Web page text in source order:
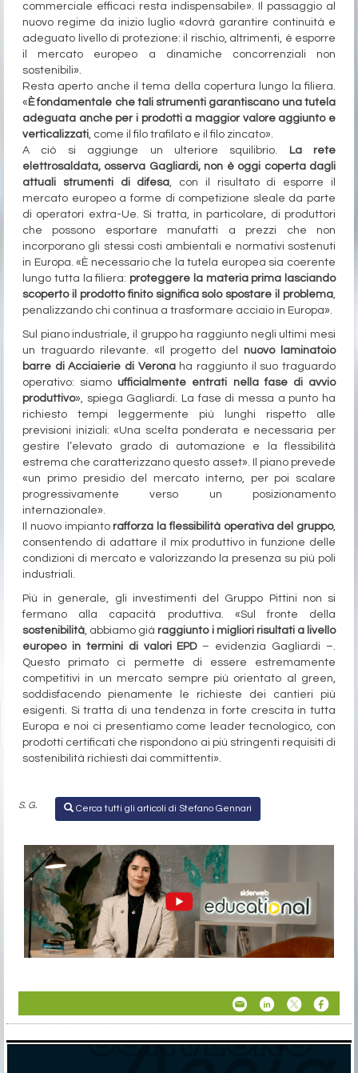
commerciale efficaci resta indispensabile». Il passaggio al
nuovo regime da inizio luglio «dovrà garantire continuità e
adeguato livello di protezione: il rischio, altrimenti, è esporre
il mercato europeo a dinamiche concorrenziali non
sostenibili».
Resta aperto anche il tema della copertura lungo la filiera.
« È fondamentale che tali strumenti garantiscano una tutela
adeguata anche per i prodotti a maggior valore aggiunto e
verticalizzati, come il filo trafilato e il filo zincato».
A ciò si aggiunge un ulteriore squilibrio.
La rete
elettrosaldata, osserva Gagliardi, non è oggi coperta dagli
attuali strumenti di difesa, con il risultato di esporre il
mercato europeo a forme di competizione sleale da parte
di operatori extra-Ue. Si tratta, in particolare, di produttori
che possono esportare manufatti a prezzi che non
incorporano gli stessi costi ambientali e normativi sostenuti
in Europa. «È necessario che la tutela europea sia coerente
lungo tutta la filiera: proteggere la materia prima lasciando
scoperto il prodotto finito significa solo spostare il problema,
penalizzando chi continua a trasformare acciaio in Europa».
Sul piano industriale, il gruppo ha raggiunto negli ultimi mesi
un traguardo rilevante. «Il progetto del nuovo laminatoio
barre di Acciaierie di Veronaha raggiunto il suo traguardo
operativo: siamo ufficialmente entrati nella fase di avvio
produttivo», spiega Gagliardi. La fase di messa a punto ha
richiesto tempi leggermente più lunghi rispetto alle
previsioni iniziali: «Una scelta ponderata e necessaria per
gestire l’elevato grado di automazione e la flessibilità
estrema che caratterizzano questo asset». Il piano prevede
«un primo presidio del mercato interno, per poi scalare
progressivamente verso un posizionamento
internazionale».
Il nuovo impianto rafforza la flessibilità operativa del gruppo,
consentendo di adattare il mix produttivo in funzione delle
condizioni di mercato e valorizzando la presenza su più poli
industriali.
Più in generale, gli investimenti del Gruppo Pittini non si
fermano alla capacità produttiva. «Sul fronte della
sostenibilità, abbiamo già raggiunto i migliori risultati a livello
europeo in termini di valori EPD– evidenzia Gagliardi –.
Questo primato ci permette di essere estremamente
competitivi in un mercato sempre più orientato al green,
soddisfacendo pienamente le richieste dei cantieri più
esigenti. Si tratta di una tendenza in forte crescita in tutta
Europa e noi ci presentiamo come leader tecnologico, con
prodotti certificati che rispondono ai più stringenti requisiti di
sostenibilità richiesti dai committenti».
S. G. Cerca tutti gli articoli di Stefano Gennari